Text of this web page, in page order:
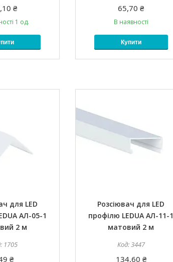
₴
1 од.
65,70 ₴
В наявності
Купити
для LED
АЛ-05-1
2 м
1705
₴
Розсіювач для LED
профілю LEDUA АЛ-11-1
матовий 2 м
3447
134,60 ₴